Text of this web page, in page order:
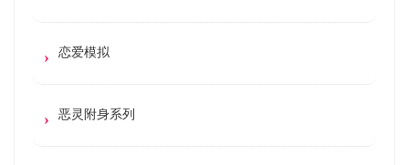
恋爱模拟
恶灵附身系列